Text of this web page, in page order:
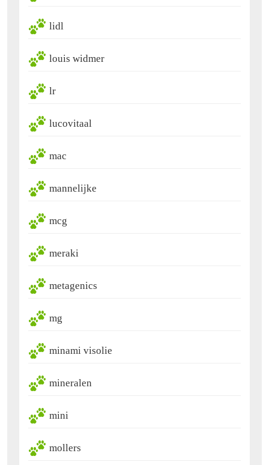
lidl
louis widmer
lr
lucovitaal
mac
mannelijke
mcg
meraki
metagenics
mg
minami visolie
mineralen
mini
mollers